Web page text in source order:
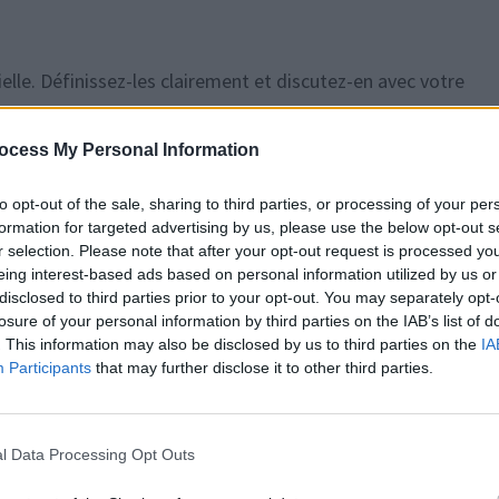
My Personal Information
opt-out of the sale, sharing to third parties, or processing of your
for targeted advertising by us, please use the below opt-out
selection. Please note that after your opt-out request is processed
interest-based ads based on personal information utilized by us
to third parties prior to your opt-out. You may separately
of your personal information by third parties on the IAB’s list of
This information may also be disclosed by us to third parties on the
Participants that may further disclose it to other third parties.
Data Processing Opt Outs
Définissez-les clairement et discutez-en avec votre
Ouvrez votre cœur, partagez vos pensées, et dialoguez
amours passées. Évitez de parler constamment de vos